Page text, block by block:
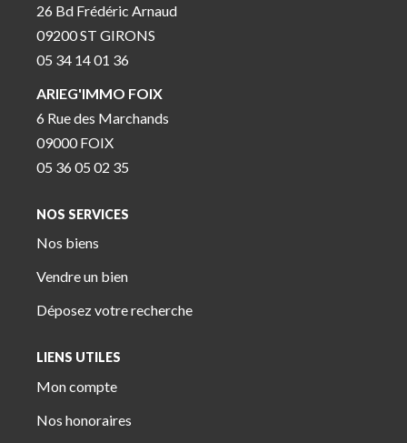
26 Bd Frédéric Arnaud
09200 ST GIRONS
05 34 14 01 36
ARIEG'IMMO FOIX
6 Rue des Marchands
09000 FOIX
05 36 05 02 35
NOS SERVICES
Nos biens
Vendre un bien
Déposez votre recherche
LIENS UTILES
Mon compte
Nos honoraires